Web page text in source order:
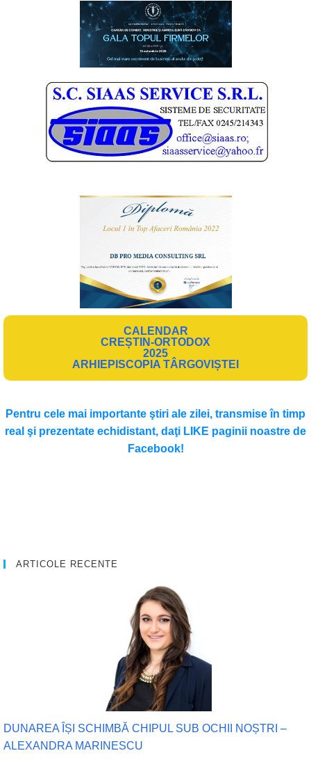
CALENDAR
CREȘTIN-ORTODOX
2025
ARHIEPISCOPIA TÂRGOVIȘTEI
Pentru cele mai importante ştiri ale zilei, transmise în timp
real şi prezentate echidistant, daţi LIKE paginii noastre de
Facebook!
ARTICOLE RECENTE
DUNAREA ÎȘI SCHIMBĂ CHIPUL SUB OCHII NOȘTRI –
ALEXANDRA MARINESCU